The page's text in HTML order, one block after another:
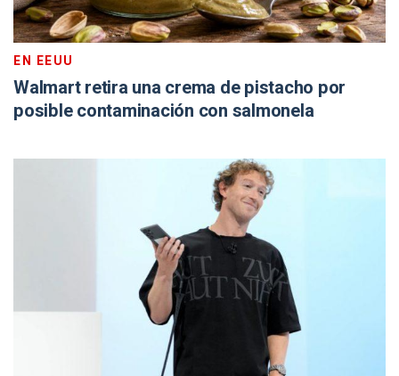
EN EEUU
Walmart retira una crema de pistacho por
posible contaminación con salmonela